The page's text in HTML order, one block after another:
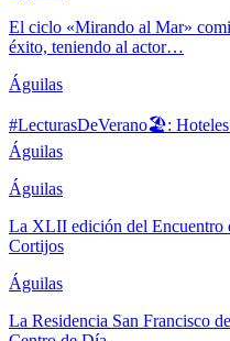
El ciclo «Mirando al Mar»
éxito, teniendo al actor…
Águilas
#LecturasDeVerano🏖: Hoteles
Águilas
Águilas
La XLII edición del Encuentro
Cortijos
Águilas
La Residencia San Francisco